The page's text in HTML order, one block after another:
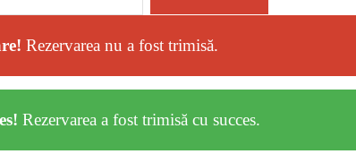
Rezervarea nu a fost trimisă.
Rezervarea a fost trimisă cu succes.